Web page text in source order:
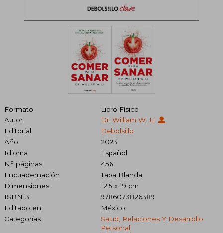
Formato
Libro Físico
Autor
Dr. William W. Li
Editorial
Debolsillo
Año
2023
Idioma
Español
N° páginas
456
Encuadernación
Tapa Blanda
Dimensiones
12.5 x 19 cm
ISBN13
9786073826389
Editado en
México
Categorías
Salud, Relaciones Y Desarrollo
Personal